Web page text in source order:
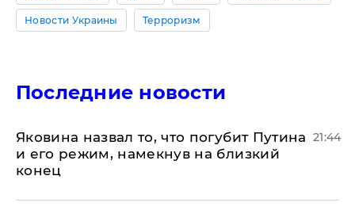
Новости Украины Терроризм
Последние новости
Яковина назвал то, что погубит Путина
и его режим, намекнув на близкий
конец
21:44